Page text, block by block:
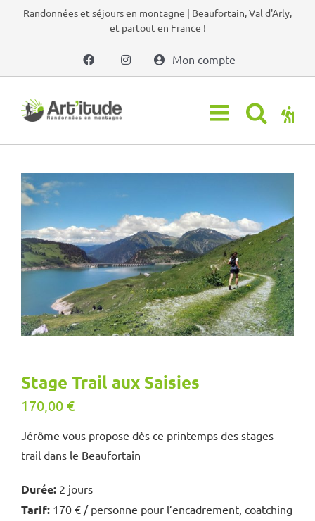
PasserRandonnées et séjours en montagne | Beaufortain, Val d'Arly,
et partout en France !
Mon compte
Stage Trail aux Saisies
170,00 €
Jérôme vous propose dès ce printemps des stages
trail dans le Beaufortain
Durée: 2 jours
Tarif: 170 € / personne pour l’encadrement, coatching